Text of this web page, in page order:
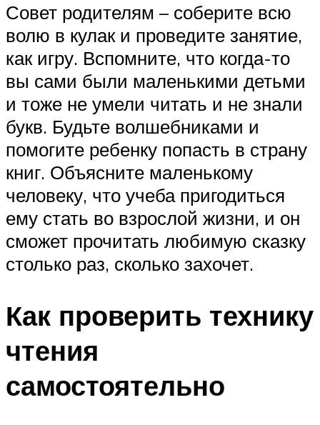
Совет родителям – соберите всю
волю в кулак и проведите занятие,
как игру. Вспомните, что когда-то
вы сами были маленькими детьми
и тоже не умели читать и не знали
букв. Будьте волшебниками и
помогите ребенку попасть в страну
книг. Объясните маленькому
человеку, что учеба пригодиться
ему стать во взрослой жизни, и он
сможет прочитать любимую сказку
столько раз, сколько захочет.
Как проверить технику
чтения
самостоятельно